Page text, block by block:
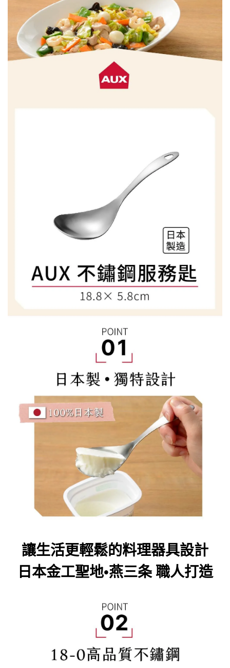
讓生活更輕鬆的料理器具設計
日本金工聖地•燕三条 職人打造